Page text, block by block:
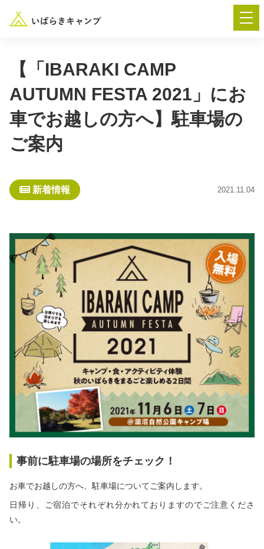
― AUTUMN FESTA 2026 ―
イベント-トップ
イベント情報 春夏キャンプ
秋冬キャンプ 山間キャンプ
海辺キャンプ 川辺キャンプ
湖畔キャンプ
利用規約
プライバシーポリシー
【「IBARAKI CAMP
AUTUMN FESTA 2021」にお
車でお越しの方へ】駐車場の
ご案内
新着情報 2021.11.04
事前に駐車場の場所をチェック！
お車でお越しの方へ、駐車場についてご案内します。
日帰り、ご宿泊でそれぞれ分かれておりますのでご注意くださ
い。